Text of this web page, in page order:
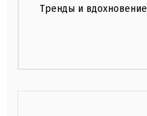
Тренды и вдохновение